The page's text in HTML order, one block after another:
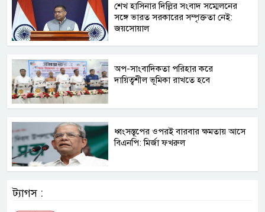
শেখ হাসিনার দিল্লির সংবাদ সম্মেলনের
সঙ্গে ভারত সরকারের সম্পৃক্ততা নেই:
জয়সোয়াল
অপ-সাংবাদিকতা পরিহার করে
দায়িত্বশীল ভূমিকা রাখতে হবে
ধ্বংসস্তূপের ওপরই বারবার ক্ষমতায় আসে
বিএনপি: মির্জা ফখরুল
ট্যাগস :